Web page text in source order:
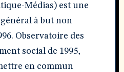
Médias) est une
à but non
Observatoire des
social de 1995,
en commun